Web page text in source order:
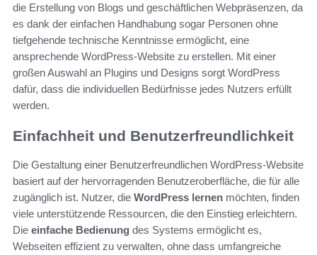
die Erstellung von Blogs und geschäftlichen Webpräsenzen, da
es dank der einfachen Handhabung sogar Personen ohne
tiefgehende technische Kenntnisse ermöglicht, eine
ansprechende WordPress-Website zu erstellen. Mit einer
großen Auswahl an Plugins und Designs sorgt WordPress
dafür, dass die individuellen Bedürfnisse jedes Nutzers erfüllt
werden.
Einfachheit und Benutzerfreundlichkeit
Die Gestaltung einer Benutzerfreundlichen WordPress-Website
basiert auf der hervorragenden Benutzeroberfläche, die für alle
zugänglich ist. Nutzer, die WordPress lernen möchten, finden
viele unterstützende Ressourcen, die den Einstieg erleichtern.
Die einfache Bedienung des Systems ermöglicht es,
Webseiten effizient zu verwalten, ohne dass umfangreiche